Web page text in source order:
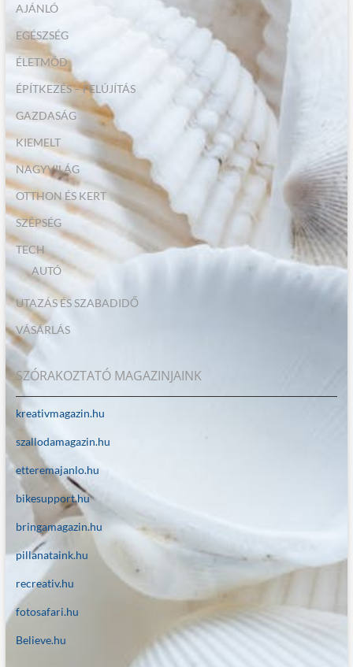
AJÁNLÓ
EGÉSZSÉG
ÉLETMÓD
ÉPÍTKEZÉS – FELÚJÍTÁS
GAZDASÁG
KIEMELT
NAGYVILÁG
OTTHON ÉS KERT
SZÉPSÉG
TECH
AUTÓ
UTAZÁS ÉS SZABADIDŐ
VÁSÁRLÁS
SZÓRAKOZTATÓ MAGAZINJAINK
kreativmagazin.hu
szallodamagazin.hu
etteremajanlo.hu
bikesupport.hu
bringamagazin.hu
pillanataink.hu
recreativ.hu
fotosafari.hu
Believe.hu